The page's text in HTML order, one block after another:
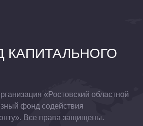
КАПИТАЛЬНОГО
«Ростовский областной
фонд содействия
Все права защищены.